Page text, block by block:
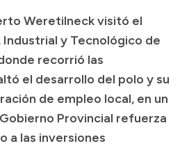
Weretilneck visitó el
y Tecnológico de
recorrió las
el desarrollo del polo y su
de empleo local, en un
Provincial refuerza
a las inversiones